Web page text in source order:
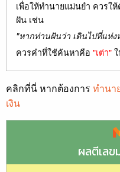
เพื่อให้ทำนายแม่นยำ ควรใ
ฝัน เช่น
"หากท่านฝันว่า เดินไปที่แห่
ควรคำที่ใช้ค้นหาคือ "เต่า"
คลิกที่นี่ หากต้องการ ทำนา
เงิน
ผลตีเลข